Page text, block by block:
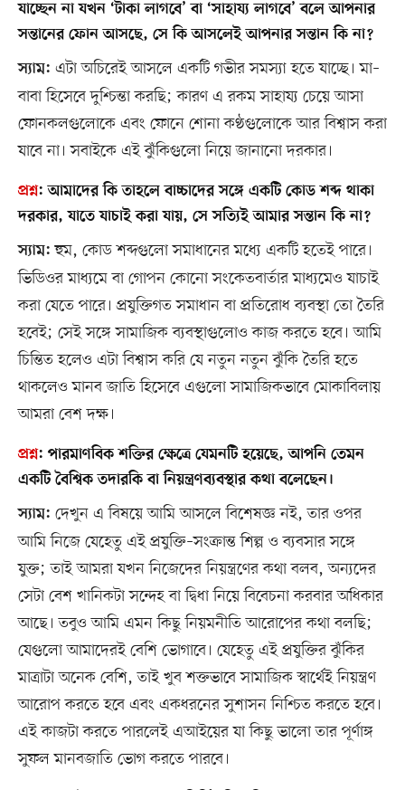
যাচ্ছেন না যখন ‘টাকা লাগবে’ বা ‘সাহায্য লাগবে’ বলে আপনার
সন্তানের ফোন আসছে, সে কি আসলেই আপনার সন্তান কি না?
স্যাম: এটা অচিরেই আসলে একটি গভীর সমস্যা হতে যাচ্ছে। মা–
বাবা হিসেবে দুশ্চিন্তা করছি; কারণ এ রকম সাহায্য চেয়ে আসা
ফোনকলগুলোকে এবং ফোনে শোনা কণ্ঠগুলোকে আর বিশ্বাস করা
যাবে না। সবাইকে এই ঝুঁকিগুলো নিয়ে জানানো দরকার।
প্রশ্ন:আমাদের কি তাহলে বাচ্চাদের সঙ্গে একটি কোড শব্দ থাকা
দরকার, যাতে যাচাই করা যায়, সে সত্যিই আমার সন্তান কি না?
স্যাম: হুম, কোড শব্দগুলো সমাধানের মধ্যে একটি হতেই পারে।
ভিডিওর মাধ্যমে বা গোপন কোনো সংকেতবার্তার মাধ্যমেও যাচাই
করা যেতে পারে। প্রযুক্তিগত সমাধান বা প্রতিরোধ ব্যবস্থা তো তৈরি
হবেই; সেই সঙ্গে সামাজিক ব্যবস্থাগুলোও কাজ করতে হবে। আমি
চিন্তিত হলেও এটা বিশ্বাস করি যে নতুন নতুন ঝুঁকি তৈরি হতে
থাকলেও মানব জাতি হিসেবে এগুলো সামাজিকভাবে মোকাবিলায়
আমরা বেশ দক্ষ।
প্রশ্ন: পারমাণবিক শক্তির ক্ষেত্রে যেমনটি হয়েছে, আপনি তেমন
একটি বৈশ্বিক তদারকি বা নিয়ন্ত্রণব্যবস্থার কথা বলেছেন।
স্যাম: দেখুন এ বিষয়ে আমি আসলে বিশেষজ্ঞ নই, তার ওপর
আমি নিজে যেহেতু এই প্রযুক্তি–সংক্রান্ত শিল্প ও ব্যবসার সঙ্গে
যুক্ত; তাই আমরা যখন নিজেদের নিয়ন্ত্রণের কথা বলব, অন্যদের
সেটা বেশ খানিকটা সন্দেহ বা দ্বিধা নিয়ে বিবেচনা করবার অধিকার
আছে। তবুও আমি এমন কিছু নিয়মনীতি আরোপের কথা বলছি;
যেগুলো আমাদেরই বেশি ভোগাবে। যেহেতু এই প্রযুক্তির ঝুঁকির
মাত্রাটা অনেক বেশি, তাই খুব শক্তভাবে সামাজিক স্বার্থেই নিয়ন্ত্রণ
আরোপ করতে হবে এবং একধরনের সুশাসন নিশ্চিত করতে হবে।
এই কাজটা করতে পারলেই এআইয়ের যা কিছু ভালো তার পূর্ণাঙ্গ
সুফল মানবজাতি ভোগ করতে পারবে।